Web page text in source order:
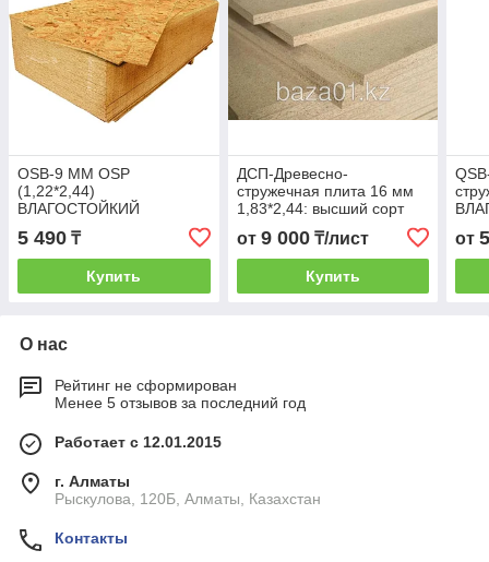
OSB-9 ММ OSP
(1,22*2,44)
ВЛАГОСТОЙКИЙ
5 490 ₸
Купить
ДСП-Древесно-
стружечная плита 16 мм
1,83*2,44: высший сорт
от 9 000₸/лист
Купить
от
О нас
Рейтинг не сформирован
Менее 5 отзывов за последний год
Работает с 12.01.2015
г. Алматы
Рыскулова, 120Б, Алматы, Казахстан
Контакты